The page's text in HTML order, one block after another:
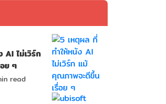
AI ไม่เวิร์ก
ย ๆ
read